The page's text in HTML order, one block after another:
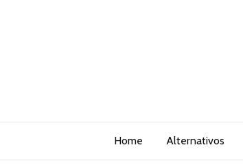
Home Alternativos